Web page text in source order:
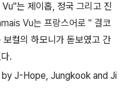
는 제이홉, 정국 그리고 진
Vu는 프랑스어로 " 결코
보컬의 하모니가 돋보였고 간
.
J-Hope, Jungkook and Ji